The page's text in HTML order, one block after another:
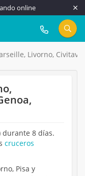
online
917 815 555
Livorno,
durante 8 días.
cruceros
Pisa y